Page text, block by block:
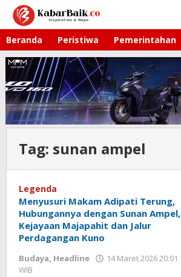
Lewati
konten
Beranda Peristiwa Pemerintahan
Tag: sunan ampel
Legenda
Menyusuri Makam Adipati Terung,
Hubungannya dengan Sunan Ampel,
Kejayaan Majapahit dan Jalur
Perdagangan Kuno
Budaya, Headline
14 Maret 2026 20:01
WIB